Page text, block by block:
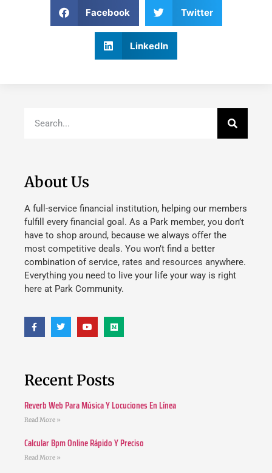
Facebook Twitter
LinkedIn
About Us
A full-service financial institution, helping our members
fulfill every financial goal. As a Park member, you don’t
have to shop around, because we always offer the
most competitive deals. You won’t find a better
combination of service, rates and resources anywhere.
Everything you need to live your life your way is right
here at Park Community.
Recent Posts
Reverb Web Para Música Y Locuciones En Línea
Read More »
Calcular Bpm Online Rápido Y Preciso
Read More »